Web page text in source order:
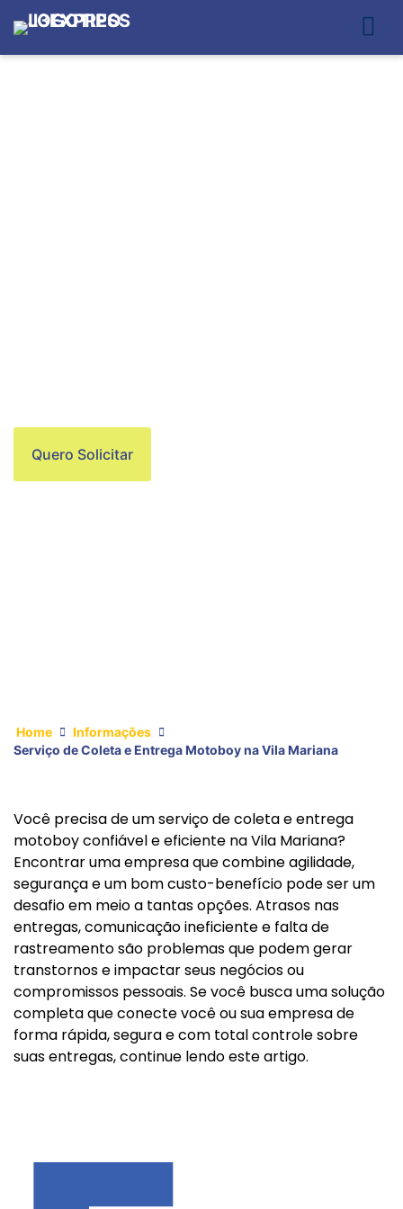
Quero Solicitar
Home
Informações
Serviço de Coleta e Entrega Motoboy na Vila Mariana
Você precisa de um serviço de coleta e entrega
motoboy confiável e eficiente na Vila Mariana?
Encontrar uma empresa que combine agilidade,
segurança e um bom custo-benefício pode ser um
desafio em meio a tantas opções. Atrasos nas
entregas, comunicação ineficiente e falta de
rastreamento são problemas que podem gerar
transtornos e impactar seus negócios ou
compromissos pessoais. Se você busca uma solução
completa que conecte você ou sua empresa de
forma rápida, segura e com total controle sobre
suas entregas, continue lendo este artigo.